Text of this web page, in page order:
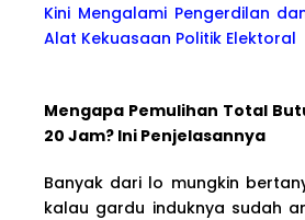
Kini Mengalami Pengerdilan
Alat Kekuasaan Politik Elektoral
Mengapa Pemulihan Total
20 Jam? Ini Penjelasannya
Banyak dari lo mungkin
kalau gardu induknya sudah